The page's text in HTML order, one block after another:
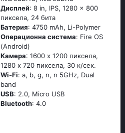
Дисплей: 8 in, IPS, 1280 x 800
пиксела, 24 бита
Батерия: 4750 mAh, Li-Polymer
Операционна система: Fire OS
(Android)
Камера: 1600 x 1200 пиксела,
1280 x 720 пиксела, 30 к/сек.
Wi-Fi: a, b, g, n, n 5GHz, Dual
band
USB: 2.0, Micro USB
Bluetooth: 4.0